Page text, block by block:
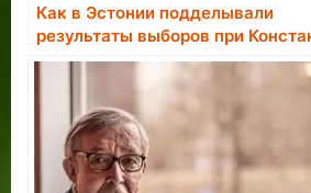
Как в Эстонии подделывали
результаты выборов при
Пятсе.